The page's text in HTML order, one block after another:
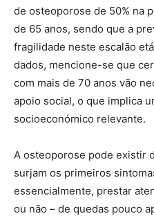
de osteoporose de 50% na
de 65 anos, sendo que a
fragilidade neste escalão
dados, mencione-se que
com mais de 70 anos vão
apoio social, o que implica
socioeconómico relevante.
A osteoporose pode existir
surjam os primeiros
essencialmente, prestar
ou não – de quedas pouco